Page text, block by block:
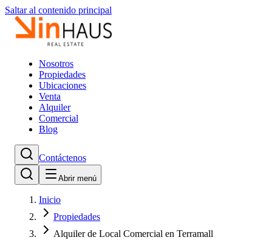
Saltar al contenido principal
Nosotros
Propiedades
Ubicaciones
Venta
Alquiler
Comercial
Blog
Contáctenos
Abrir menú
Inicio
Propiedades
Alquiler de Local Comercial en Terramall